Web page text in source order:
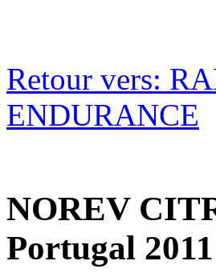
Retour vers:
ENDURANCE
NOREV
Portugal